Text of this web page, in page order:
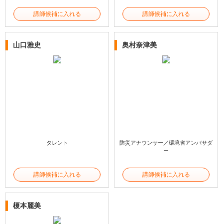
講師候補に入れる 講師候補に入れる
山口雅史
タレント
講師候補に入れる
奥村奈津美
防災アナウンサー／環境省アンバサダ
ー
講師候補に入れる
榎本麗美